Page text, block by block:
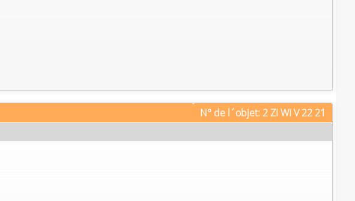
N° de l´objet: 2 ZI WI V 22 21